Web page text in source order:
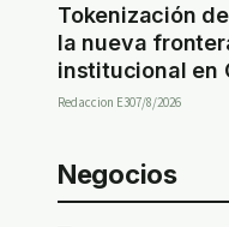
Tokenización
la nueva
institucional en
Redaccion E307/8/2026
Negocios